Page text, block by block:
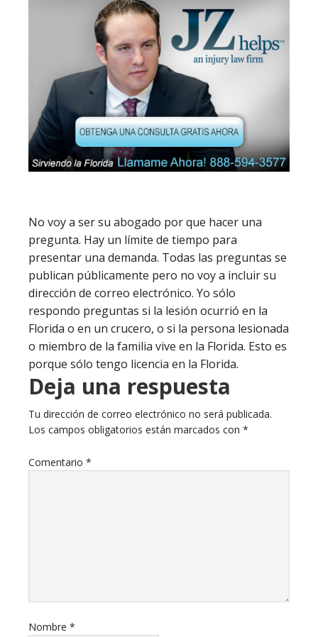
No voy a ser su abogado por que hacer una
pregunta. Hay un límite de tiempo para
presentar una demanda. Todas las preguntas se
publican públicamente pero no voy a incluir su
dirección de correo electrónico. Yo sólo
respondo preguntas si la lesión ocurrió en la
Florida o en un crucero, o si la persona lesionada
o miembro de la familia vive en la Florida. Esto es
porque sólo tengo licencia en la Florida.
Deja una respuesta
Tu dirección de correo electrónico no será publicada.
Los campos obligatorios están marcados con *
Comentario *
Nombre *